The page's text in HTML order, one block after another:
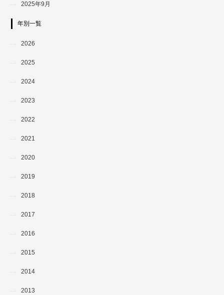
2025年9月
年別一覧
2026
2025
2024
2023
2022
2021
2020
2019
2018
2017
2016
2015
2014
2013